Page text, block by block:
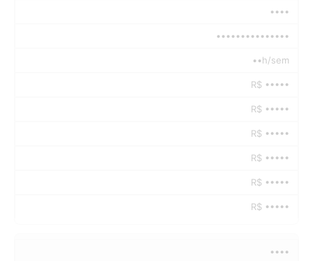
••••
•••••••••••••••
••h/sem
R$ •••••
R$ •••••
R$ •••••
R$ •••••
R$ •••••
R$ •••••
••••